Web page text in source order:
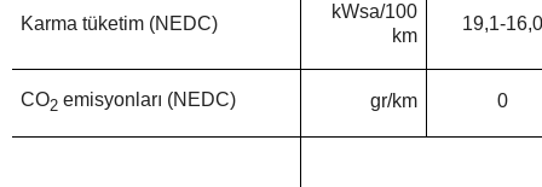
Karma tüketim (NEDC)
kWsa/100
km
19,1-16,0
CO2 emisyonları (NEDC) gr/km 0